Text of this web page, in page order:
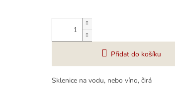
Přidat do košíku
Sklenice na vodu, nebo víno, čirá